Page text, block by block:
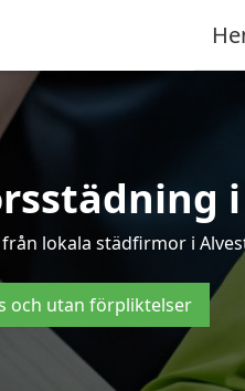
lokala städfirmor i
och utan förpliktelser